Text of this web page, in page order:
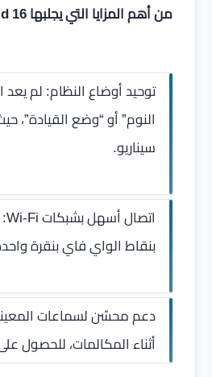
من أهم المزايا التي يجلبها Android 16 لهاتف Razr 60 Ultra:
توحيد أوضاع النظام: لم
النوم” أو “وضع
سيناريو.
بنقاط الواي فاي بنقرة
دعم محسّن لسماعات
أثناء المكالمات،